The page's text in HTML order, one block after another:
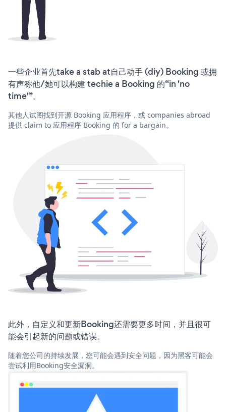
一些企业首先take a stab at自己动手 (diy) Booking 或拥
有声称他/她可以构建 techie a Booking 的“in 'no
time'”。
其他人试图找到开源 Booking 应用程序，或 companies abroad
提供 claim to 应用程序 Booking 的 for a bargain。
此外，自定义和更新Booking还需要更多时间，并且很可
能会引起新的问题或错误。
随着您公司的持续发展，您可能会遇到安全问题，因为黑客可能会
尝试利用Booking安全漏洞。